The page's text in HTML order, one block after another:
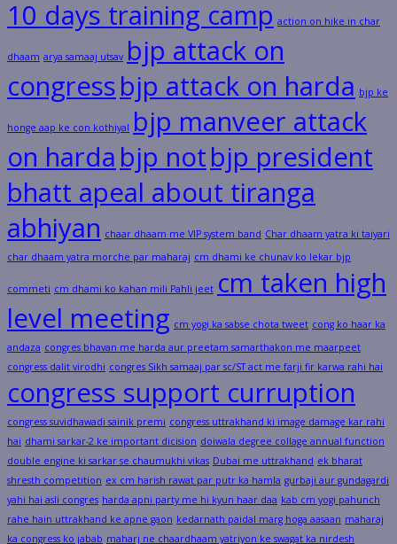
10 days training camp action on hike in char
dhaam arya samaaj utsav bjp attack on
congressbjp attack on harda bjp ke
honge aap ke con kothiyal bjp manveer attack
on harda bjp notbjp president
bhatt apeal about tiranga
abhiyan chaar dhaam me VIP system band Char dhaam yatra ki taiyari
char dhaam yatra morche par maharaj cm dhami ke chunav ko lekar bjp
commeti cm dhami ko kahan mili Pahli jeet cm taken high
level meeting cm yogi ka sabse chota tweet cong ko haar ka
andaza congres bhavan me harda aur preetam samarthakon me maarpeet
congress dalit virodhi congres Sikh samaaj par sc/ST act me farji fir karwa rahi hai
congress support curruption
congress suvidhawadi sainik premi congress uttrakhand ki image damage kar rahi
hai dhami sarkar-2 ke important dicision doiwala degree collage annual function
double engine ki sarkar se chaumukhi vikas Dubai me uttrakhand ek bharat
shresth competition ex cm harish rawat par putr ka hamla gurbaji aur gundagardi
yahi hai asli congres harda apni party me hi kyun haar daa kab cm yogi pahunch
rahe hain uttrakhand ke apne gaon kedarnath paidal marg hoga aasaan maharaj
ka congress ko jabab maharj ne chaardhaam yatriyon ke swagat ka nirdesh